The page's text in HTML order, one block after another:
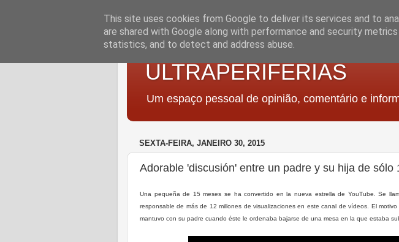
ULTRAPERIFERIAS
Um espaço pessoal de opinião, comentário e
SEXTA-FEIRA, JANEIRO 30, 2015
Adorable 'discusión' entre un padre y su hija de sólo
Una pequeña de 15 meses se ha convertido en la nueva estrella de YouTube. Se
responsable de más de 12 millones de visualizaciones en este canal de vídeos. El
mantuvo con su padre cuando éste le ordenaba bajarse de una mesa en la que estaba
This site uses cookies from Google to deliver its services and to
are shared with Google along with performance and security
statistics, and to detect and address abuse.